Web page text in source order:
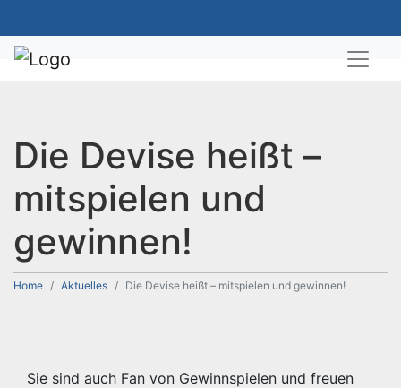
Die Devise heißt –
mitspielen und
gewinnen!
Home Aktuelles Die Devise heißt – mitspielen und gewinnen!
Sie sind auch Fan von Gewinnspielen und freuen